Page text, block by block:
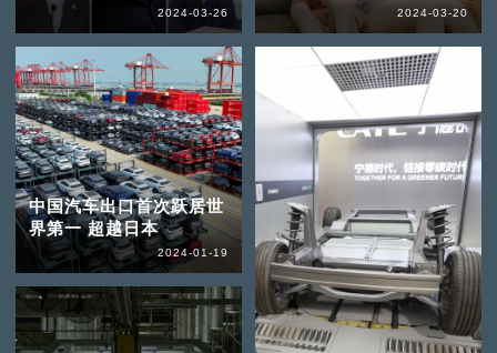
2024-03-26 2024-03-20
中国汽车出口首次跃居世
界第一 超越日本
2024-01-19